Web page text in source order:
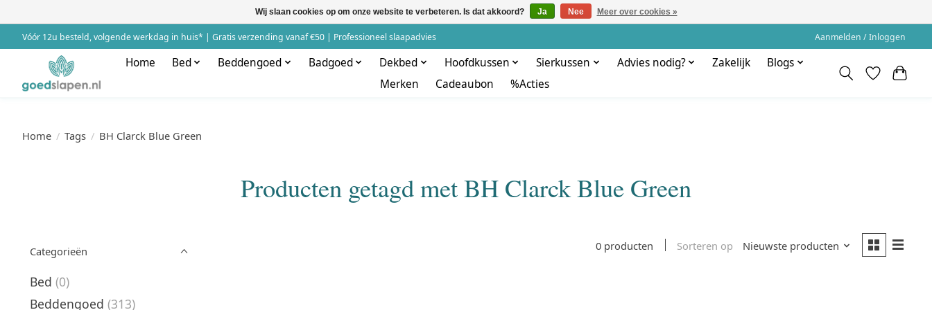
Vóór 12u besteld, volgende werkdag in huis* | Gratis verzending vanaf €50 | Professioneel slaapadvies Aanmelden / Inloggen
Home Bed Beddengoed Badgoed Dekbed Hoofdkussen Sierkussen Advies nodig? Zakelijk
Blogs
Merken
Cadeaubon %Acties
Home / Tags / BH Clarck Blue Green
Producten getagd met BH Clarck Blue Green
Categorieën
Bed (0)
Beddengoed (313)
0 producten Sorteren op Nieuwste producten
Wij slaan cookies op om onze website te verbeteren. Is dat akkoord? Ja Nee Meer over cookies »